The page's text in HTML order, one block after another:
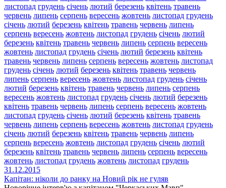
листопад грудень січень лютий березень квітень травень
червень липень серпень вересень жовтень листопад грудень
січень лютий березень квітень травень червень липень
серпень вересень жовтень листопад грудень січень лютий
березень квітень травень червень липень серпень вересень
жовтень листопад грудень січень лютий березень квітень
травень червень липень серпень вересень жовтень листопад
грудень січень лютий березень квітень травень червень
липень серпень вересень жовтень листопад грудень січень
лютий березень квітень травень червень липень серпень
вересень жовтень листопад грудень січень лютий березень
квітень травень червень липень серпень вересень жовтень
листопад грудень січень лютий березень квітень травень
червень липень серпень вересень жовтень листопад грудень
січень лютий березень квітень травень червень липень
серпень вересень жовтень листопад грудень січень лютий
березень квітень травень червень липень серпень вересень
жовтень листопад грудень жовтень листопад грудень
31.12.2015
Капітан: ніколи до ранку на Новий рік не гуляв